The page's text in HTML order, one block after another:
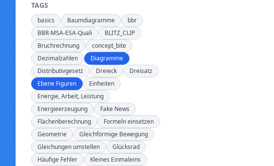
TAGS
basics Baumdiagramme
bbr
BBR-MSA-ESA-Quali
BLITZ_CLIP
Bruchrechnung
concept_bite
Dezimalzahlen
Diagramme
Distributivgesetz
Dreieck
Dreisatz
Ebene Figuren
Einheiten
Energie, Arbeit, Leistung
Energieerzeugung
Fake News
Flächenberechnung
Formeln einsetzen
Geometrie
Gleichförmige Bewegung
Gleichungen umstellen
Glücksrad
Häufige Fehler
Kleines Einmaleins